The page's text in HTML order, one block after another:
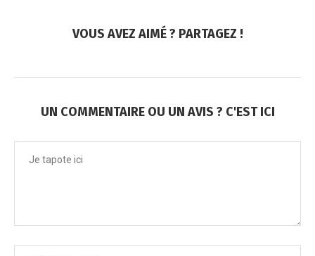
VOUS AVEZ AIMÉ ? PARTAGEZ !
UN COMMENTAIRE OU UN AVIS ? C'EST ICI